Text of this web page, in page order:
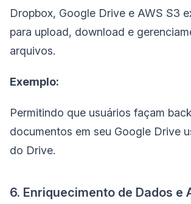
Dropbox, Google Drive e AWS S3
para upload, download e
arquivos.
Exemplo:
Permitindo que usuários façam
documentos em seu Google Drive
do Drive.
6. Enriquecimento de Dados e